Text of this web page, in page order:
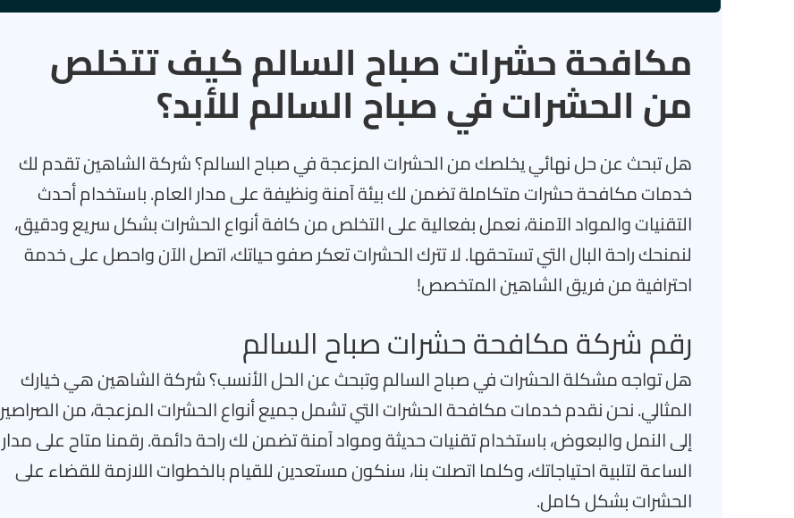
مكافحة حشرات صباح السالم كيف تتخلص
من الحشرات في صباح السالم للأبد؟
هل تبحث عن حل نهائي يخلصك من الحشرات المزعجة في صباح السالم؟ شركة الشاهين تقدم لك
خدمات مكافحة حشرات متكاملة تضمن لك بيئة آمنة ونظيفة على مدار العام. باستخدام أحدث
التقنيات والمواد الآمنة، نعمل بفعالية على التخلص من كافة أنواع الحشرات بشكل سريع ودقيق،
لنمنحك راحة البال التي تستحقها. لا تترك الحشرات تعكر صفو حياتك، اتصل الآن واحصل على خدمة
احترافية من فريق الشاهين المتخصص!
رقم شركة مكافحة حشرات صباح السالم
هل تواجه مشكلة الحشرات في صباح السالم وتبحث عن الحل الأنسب؟ شركة الشاهين هي خيارك
المثالي. نحن نقدم خدمات مكافحة الحشرات التي تشمل جميع أنواع الحشرات المزعجة، من الصراصير
إلى النمل والبعوض، باستخدام تقنيات حديثة ومواد آمنة تضمن لك راحة دائمة. رقمنا متاح على مدار
الساعة لتلبية احتياجاتك، وكلما اتصلت بنا، سنكون مستعدين للقيام بالخطوات اللازمة للقضاء على
الحشرات بشكل كامل.